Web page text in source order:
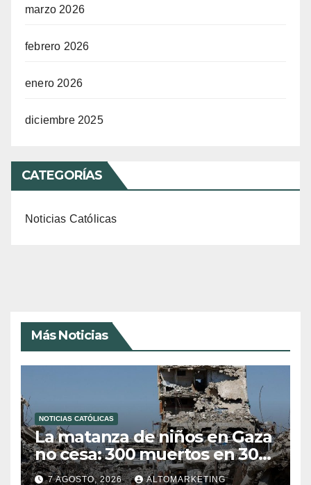
marzo 2026
febrero 2026
enero 2026
diciembre 2025
CATEGORÍAS
Noticias Católicas
Más Noticias
NOTICIAS CATÓLICAS
La matanza de niños en Gaza
no cesa: 300 muertos en 300
días
7 AGOSTO, 2026 ALTOMARKETING